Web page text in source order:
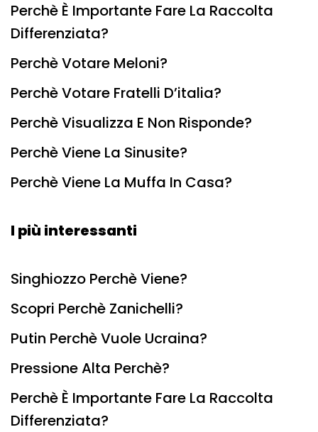
Perchè È Importante Fare La Raccolta
Differenziata?
Perchè Votare Meloni?
Perchè Votare Fratelli D’italia?
Perchè Visualizza E Non Risponde?
Perchè Viene La Sinusite?
Perchè Viene La Muffa In Casa?
I più interessanti
Singhiozzo Perchè Viene?
Scopri Perchè Zanichelli?
Putin Perchè Vuole Ucraina?
Pressione Alta Perchè?
Perchè È Importante Fare La Raccolta
Differenziata?